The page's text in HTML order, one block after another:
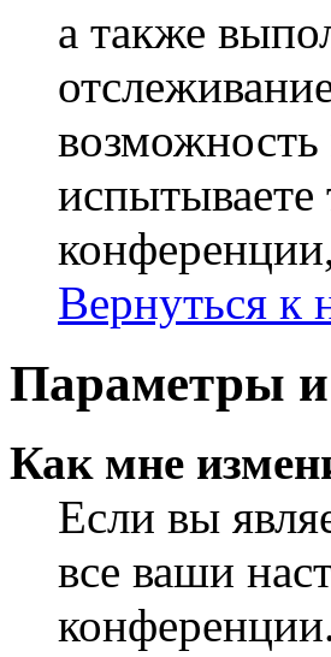
а также
Вернуться к
Параметры и
Как мне
Если вы
все ваши